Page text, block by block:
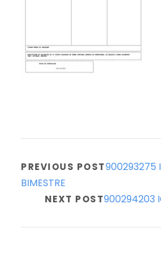
PREVIOUS POST900293275
BIMESTRE
NEXT POST900294203